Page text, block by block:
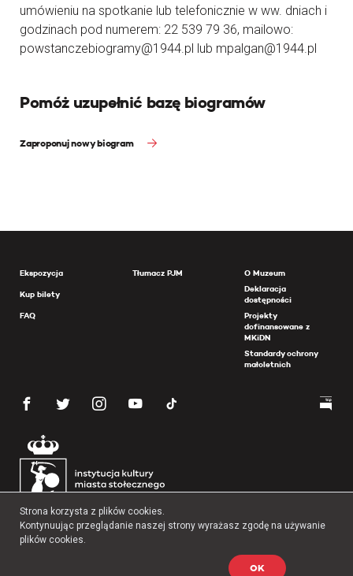
umówieniu na spotkanie lub telefonicznie w ww. dniach i
godzinach pod numerem: 22 539 79 36, mailowo:
powstanczebiogramy@1944.pl lub mpalgan@1944.pl
Pomóż uzupełnić bazę biogramów
Zaproponuj nowy biogram
Ekspozycja
Kup bilety
FAQ
Tłumacz PJM
O Muzeum
Deklaracja
dostępności
Projekty
dofinansowane z
MKiDN
Standardy ochrony
małoletnich
Copyright 2026 Muzeum Powstania Warszawskiego
Strona korzysta z plików cookies.
Kontynuując przeglądanie naszej strony wyrażasz zgodę na używanie
plików cookies.
OK